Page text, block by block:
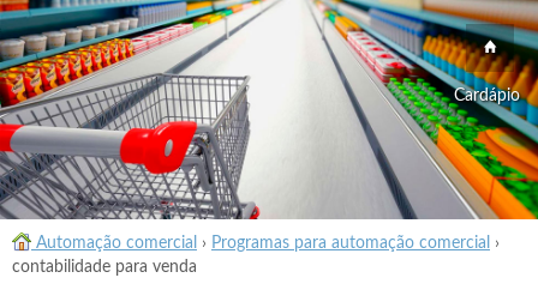
Cardápio
Automação comercial › Programas para automação comercial
›
contabilidade para venda